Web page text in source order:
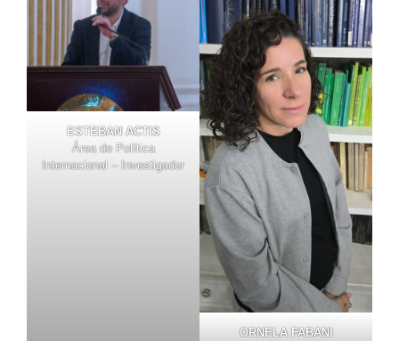
ESTEBAN ACTIS
Área de Política
Internacional – Investigador
ORNELA FABANI